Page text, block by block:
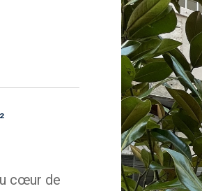
cœur de